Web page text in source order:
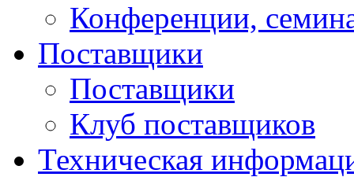
Конференции,
Поставщики
Поставщики
Клуб поставщиков
Техническая